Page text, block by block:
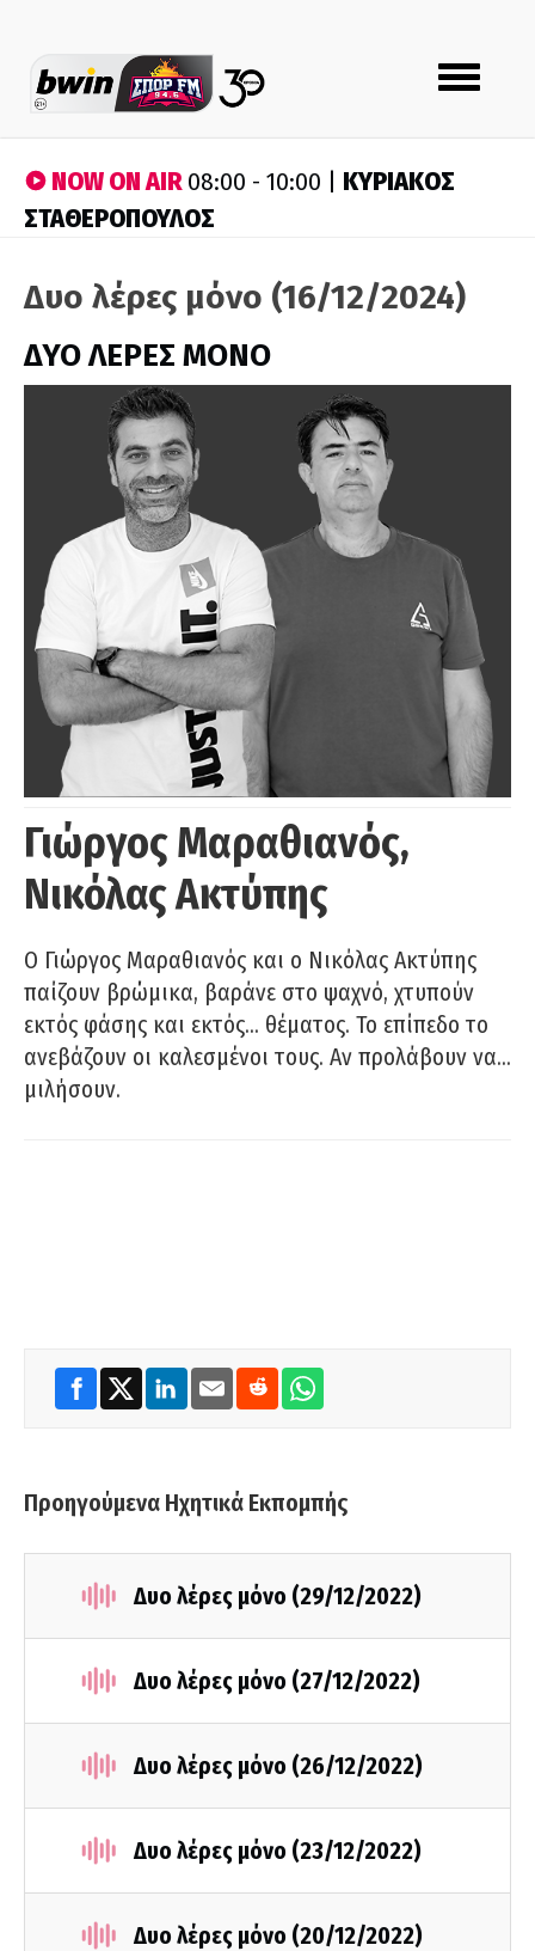
Toggle
navigation
NOW ON AIR08:00 - 10:00 | ΚΥΡΙΑΚΟΣ
ΣΤΑΘΕΡΟΠΟΥΛΟΣ
Δυο λέρες μόνο (16/12/2024)
ΔΥΟ ΛΕΡΕΣ ΜΟΝΟ
Γιώργος Μαραθιανός,
Νικόλας Ακτύπης
Ο Γιώργος Μαραθιανός και ο Νικόλας Ακτύπης
παίζουν βρώμικα, βαράνε στο ψαχνό, χτυπούν
εκτός φάσης και εκτός… θέματος. Το επίπεδο το
ανεβάζουν οι καλεσμένοι τους. Αν προλάβουν να…
μιλήσουν.
Προηγούμενα Ηχητικά Εκπομπής
Δυο λέρες μόνο (29/12/2022)
Δυο λέρες μόνο (27/12/2022)
Δυο λέρες μόνο (26/12/2022)
Δυο λέρες μόνο (23/12/2022)
Δυο λέρες μόνο (20/12/2022)